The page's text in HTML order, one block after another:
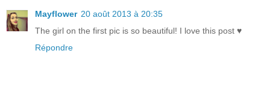
Mayflower 20 août 2013 à 20:35
The girl on the first pic is so beautiful! I love this post ♥
Répondre